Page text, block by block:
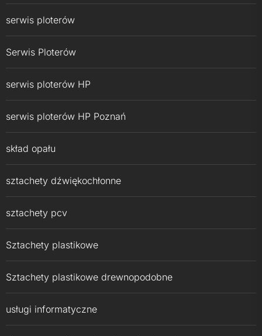
serwis ploterów
Serwis Ploterów
serwis ploterów HP
serwis ploterów HP Poznań
skład opału
sztachety dźwiękochłonne
sztachety pcv
Sztachety plastikowe
Sztachety plastikowe drewnopodobne
usługi informatyczne